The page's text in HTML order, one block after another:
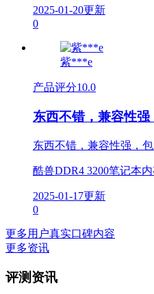
2025-01-20更新
0
紫***e
产品评分10.0
东西不错，兼容性强
东西不错，兼容性强，
酷兽DDR4 3200笔记本
2025-01-17更新
0
更多用户真实口碑内容
更多资讯
评测资讯